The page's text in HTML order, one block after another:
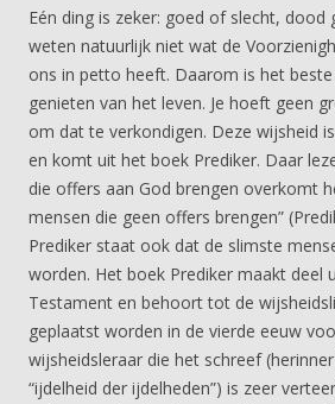
Eén ding is zeker: goed of slecht, dood
weten natuurlijk niet wat de
ons in petto heeft. Daarom is het
genieten van het leven. Je hoeft geen
om dat te verkondigen. Deze wijsheid
en komt uit het boek Prediker. Daar
die offers aan God brengen overkomt
mensen die geen offers brengen”
Prediker staat ook dat de slimste
worden. Het boek Prediker maakt deel
Testament en behoort tot de
geplaatst worden in de vierde eeuw
wijsheidsleraar die het schreef
“ijdelheid der ijdelheden”) is zeer